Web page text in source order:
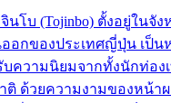
นโบ (Tojinbo) ตั้งอยู่ในจัง
อกของประเทศญี่ปุ่น เป็น
บความนิยมจากทั้งนักท่อง
ติ ด้วยความงามของหน้า